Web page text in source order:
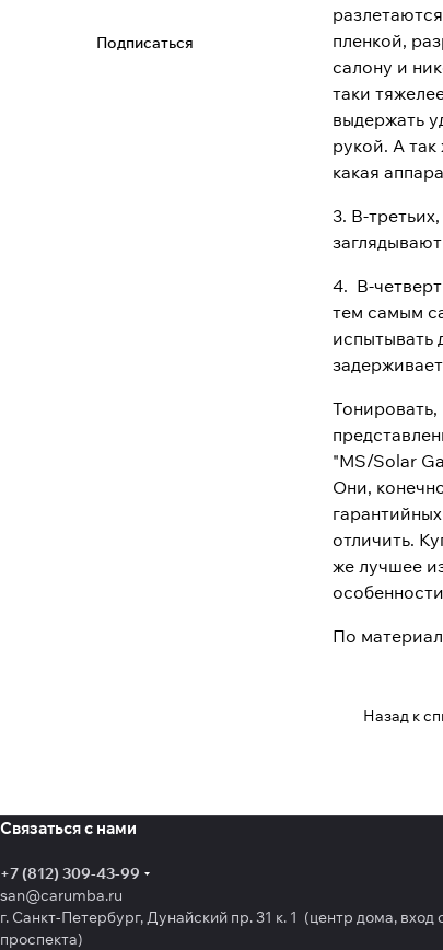
пленкой,
салону и
таки
выдержать
рукой. А
какая
3. В-
4. В-
тем самым
испытывать
"MS/Solar
Они,
отличить.
же лучшее
По
Назад к
Подписаться
Связаться с нами
+7 (812) 309-43-99
san@carumba.ru
г. Санкт-Петербург, Дунайский пр. 31 к. 1 (центр дома, вход
проспекта)